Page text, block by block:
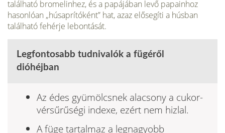
található bromelinhez, és a papájában levő papainhoz
hasonlóan „húsaprítóként” hat, azaz elősegíti a húsban
található fehérje lebontását.
Legfontosabb tudnivalók a fügéről
dióhéjban
Az édes gyümölcsnek alacsony a cukor-
vérsűrűségi indexe, ezért nem hizlal.
A füge tartalmaz a legnagyobb